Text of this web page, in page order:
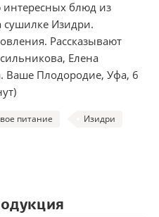
интересных блюд из
Изидри.
Рассказывают
Елена
Ваше Плодородие, Уфа, 6
питание Изидри